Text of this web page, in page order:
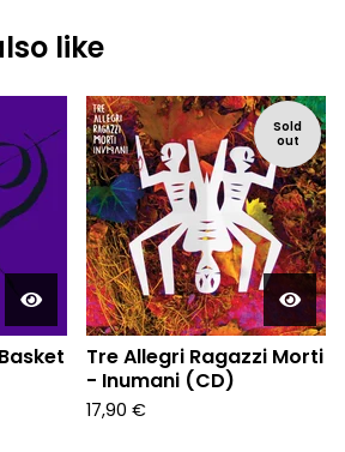
like
Sold
out
Tre Allegri Ragazzi Morti
- Inumani (CD)
17,90 €